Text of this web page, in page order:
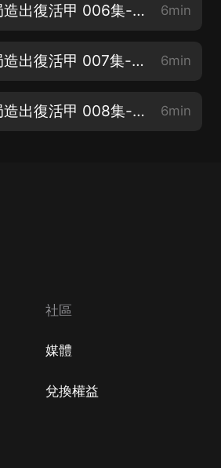
全民鑄兵：開局造出復活甲 006集-考場出現復活甲 6min
全民鑄兵：開局造出復活甲 007集-不在看重成績 6min
全民鑄兵：開局造出復活甲 008集-就没好好修煉 6min
社區
媒體
兌換權益